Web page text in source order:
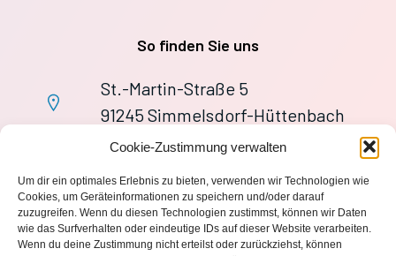
Cookie-Zustimmung verwalten
Um dir ein optimales Erlebnis zu bieten, verwenden wir Technologien wie
Cookies, um Geräteinformationen zu speichern und/oder darauf
zuzugreifen. Wenn du diesen Technologien zustimmst, können wir Daten
wie das Surfverhalten oder eindeutige IDs auf dieser Website verarbeiten.
Wenn du deine Zustimmung nicht erteilst oder zurückziehst, können
So finden Sie uns
St.-Martin-Straße 5
91245 Simmelsdorf-Hüttenbach
+49 9155 9279727
wache113@ff-huettenbach.de